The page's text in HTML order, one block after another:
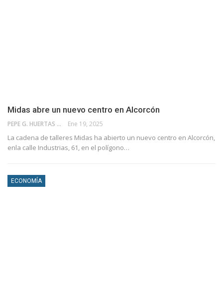
Midas abre un nuevo centro en Alcorcón
PEPE G. HUERTAS Ene 19, 2025
La cadena de talleres Midas ha abierto un nuevo centro en Alcorcón,
enla calle Industrias, 61, en el polígono…
ECONOMÍA